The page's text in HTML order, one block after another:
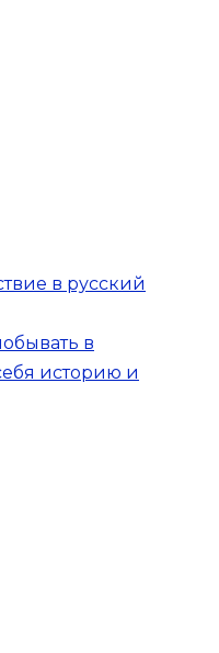
в русский
в
историю и